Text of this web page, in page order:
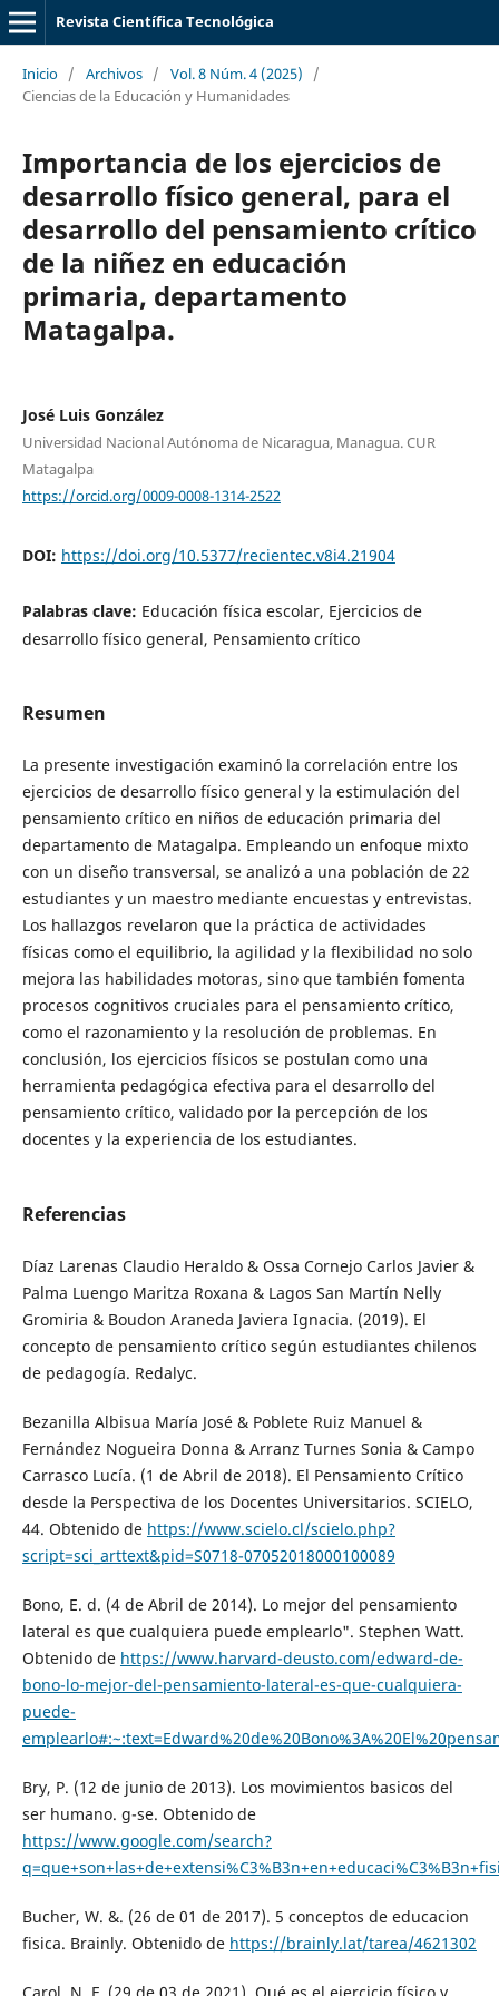
Revista Científica Tecnológica
Inicio / Archivos / Vol. 8 Núm. 4 (2025)
/
Ciencias de la Educación y Humanidades
Importancia de los ejercicios de
desarrollo físico general, para el
desarrollo del pensamiento crítico
de la niñez en educación
primaria, departamento
Matagalpa.
José Luis González
Universidad Nacional Autónoma de Nicaragua, Managua. CUR
Matagalpa
https://orcid.org/0009-0008-1314-2522
DOI: https://doi.org/10.5377/recientec.v8i4.21904
Palabras clave: Educación física escolar, Ejercicios de
desarrollo físico general, Pensamiento crítico
Resumen
La presente investigación examinó la correlación entre los
ejercicios de desarrollo físico general y la estimulación del
pensamiento crítico en niños de educación primaria del
departamento de Matagalpa. Empleando un enfoque mixto
con un diseño transversal, se analizó a una población de 22
estudiantes y un maestro mediante encuestas y entrevistas.
Los hallazgos revelaron que la práctica de actividades
físicas como el equilibrio, la agilidad y la flexibilidad no solo
mejora las habilidades motoras, sino que también fomenta
procesos cognitivos cruciales para el pensamiento crítico,
como el razonamiento y la resolución de problemas. En
conclusión, los ejercicios físicos se postulan como una
herramienta pedagógica efectiva para el desarrollo del
pensamiento crítico, validado por la percepción de los
docentes y la experiencia de los estudiantes.
Referencias
Díaz Larenas Claudio Heraldo & Ossa Cornejo Carlos Javier &
Palma Luengo Maritza Roxana & Lagos San Martín Nelly
Gromiria & Boudon Araneda Javiera Ignacia. (2019). El
concepto de pensamiento crítico según estudiantes chilenos
de pedagogía. Redalyc.
Bezanilla Albisua María José & Poblete Ruiz Manuel &
Fernández Nogueira Donna & Arranz Turnes Sonia & Campo
Carrasco Lucía. (1 de Abril de 2018). El Pensamiento Crítico
desde la Perspectiva de los Docentes Universitarios. SCIELO,
44. Obtenido de https://www.scielo.cl/scielo.php?
script=sci_arttext&pid=S0718-07052018000100089
Bono, E. d. (4 de Abril de 2014). Lo mejor del pensamiento
lateral es que cualquiera puede emplearlo". Stephen Watt.
Obtenido de https://www.harvard-deusto.com/edward-de-
bono-lo-mejor-del-pensamiento-lateral-es-que-cualquiera-
puede-
Bry, P. (12 de junio de 2013). Los movimientos basicos del
ser humano. g-se. Obtenido de
https://www.google.com/search?
Bucher, W. &. (26 de 01 de 2017). 5 conceptos de educacion
fisica. Brainly. Obtenido de https://brainly.lat/tarea/4621302
Carol, N. F. (29 de 03 de 2021). Qué es el ejercicio físico y